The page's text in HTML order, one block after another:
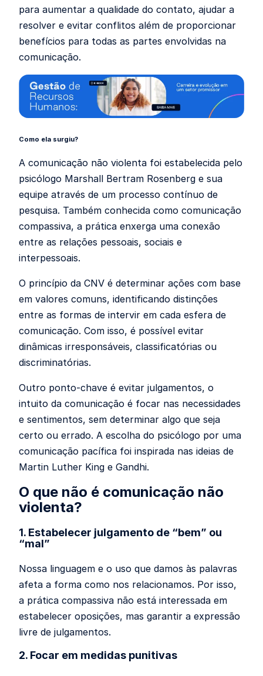
para aumentar a qualidade do contato, ajudar a
resolver e evitar conflitos além de proporcionar
benefícios para todas as partes envolvidas na
comunicação.
Como ela surgiu?
A comunicação não violenta foi estabelecida pelo
psicólogo Marshall Bertram Rosenberg e sua
equipe através de um processo contínuo de
pesquisa. Também conhecida como comunicação
compassiva, a prática enxerga uma conexão
entre as relações pessoais, sociais e
interpessoais.
O princípio da CNV é determinar ações com base
em valores comuns, identificando distinções
entre as formas de intervir em cada esfera de
comunicação. Com isso, é possível evitar
dinâmicas irresponsáveis, classificatórias ou
discriminatórias.
Outro ponto-chave é evitar julgamentos, o
intuito da comunicação é focar nas necessidades
e sentimentos, sem determinar algo que seja
certo ou errado. A escolha do psicólogo por uma
comunicação pacífica foi inspirada nas ideias de
Martin Luther King e Gandhi.
O que não é comunicação não
violenta?
1. Estabelecer julgamento de “bem” ou
“mal”
Nossa linguagem e o uso que damos às palavras
afeta a forma como nos relacionamos. Por isso,
a prática compassiva não está interessada em
estabelecer oposições, mas garantir a expressão
livre de julgamentos.
2. Focar em medidas punitivas